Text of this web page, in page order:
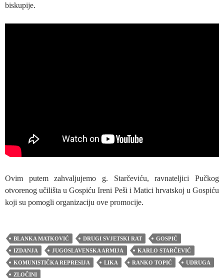
biskupije.
Ovim putem zahvaljujemo g. Starčeviću, ravnateljici Pučkog
otvorenog učilišta u Gospiću Ireni Peši i Matici hrvatskoj u Gospiću
koji su pomogli organizaciju ove promocije.
BLANKA MATKOVIĆ DRUGI SVJETSKI RAT
GOSPIĆ
IZDANJA
JUGOSLAVENSKA ARMIJA
KARLO STARČEVIĆ
KOMUNISTIČKA REPRESIJA
LIKA RANKO TOPIĆ
UDRUGA
ZLOČINI